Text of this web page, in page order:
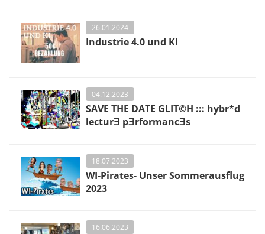
26.01.2024
Industrie 4.0 und KI
04.12.2023
SAVE THE DATE GLIT©H ::: hybr*d
lecturƎ pƎrformancƎs
18.07.2023
WI-Pirates- Unser Sommerausflug
2023
16.06.2023